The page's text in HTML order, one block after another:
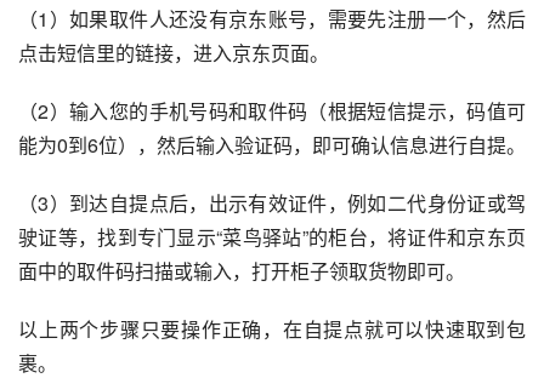
（1）如果取件人还没有京东账号，需要先注册一个，然后
点击短信里的链接，进入京东页面。
（2）输入您的手机号码和取件码（根据短信提示，码值可
能为0到6位），然后输入验证码，即可确认信息进行自提。
（3）到达自提点后，出示有效证件，例如二代身份证或驾
驶证等，找到专门显示“菜鸟驿站”的柜台，将证件和京东页
面中的取件码扫描或输入，打开柜子领取货物即可。
以上两个步骤只要操作正确，在自提点就可以快速取到包
裹。